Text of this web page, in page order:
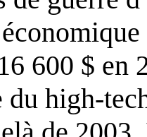
600 $ en
high-